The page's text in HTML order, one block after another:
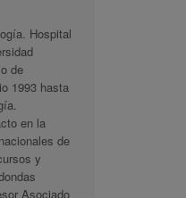
Hospital
de
1993 hasta
en la
de
y
Asociado